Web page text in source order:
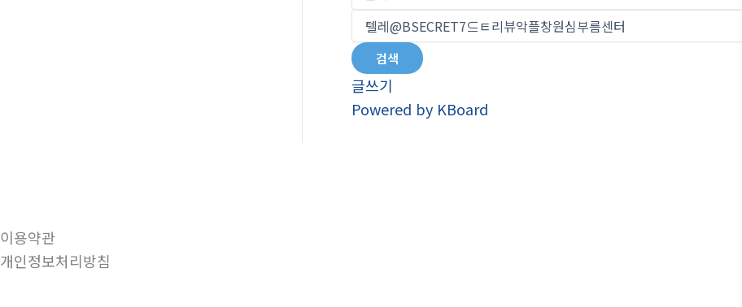
검색
글쓰기
Powered by KBoard
이용약관
개인정보처리방침